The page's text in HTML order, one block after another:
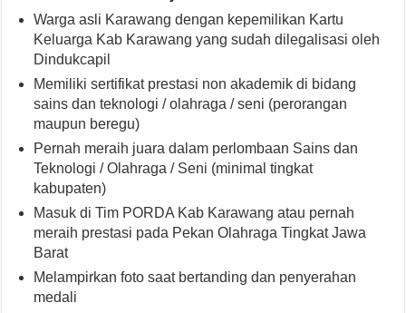
Warga asli Karawang dengan kepemilikan Kartu
Keluarga Kab Karawang yang sudah dilegalisasi oleh
Dindukcapil
Memiliki sertifikat prestasi non akademik di bidang
sains dan teknologi / olahraga / seni (perorangan
maupun beregu)
Pernah meraih juara dalam perlombaan Sains dan
Teknologi / Olahraga / Seni (minimal tingkat
kabupaten)
Masuk di Tim PORDA Kab Karawang atau pernah
meraih prestasi pada Pekan Olahraga Tingkat Jawa
Barat
Melampirkan foto saat bertanding dan penyerahan
medali